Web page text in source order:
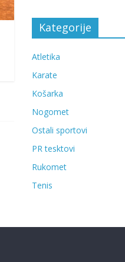
Kategorije
Atletika
Karate
Košarka
Nogomet
Ostali sportovi
PR tesktovi
Rukomet
Tenis